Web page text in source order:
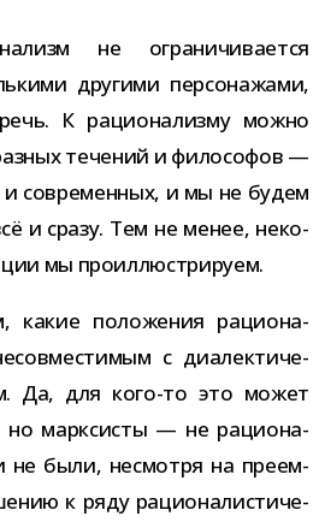
не огра­ни­чи­ва­ется
дру­гими пер­со­на­жами,
К раци­о­на­лизму можно
тече­ний и фило­со­фов —
и совре­мен­ных, и мы не будем
и сразу. Тем не менее, неко­
мы проиллюстрируем.
какие поло­же­ния раци­о­на­
с диа­лек­ти­че­
Да, для кого-​то это может
но марк­си­сты — не раци­о­на­
не были, несмотря на пре­ем­
к ряду раци­о­на­ли­сти­че­